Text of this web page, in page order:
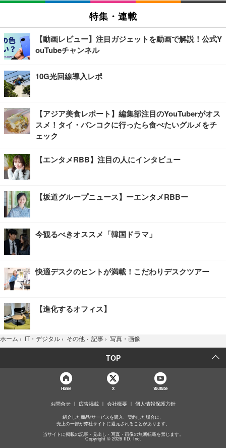
特集・連載
【動画レビュー】注目ガジェットを動画で解説！公式Y
ouTubeチャンネル
10G光回線導入レポ
【アジア美食レポート】編集部注目のYouTuberがオス
スメ！タイ・バンコクに行ったら食べたいグルメをチ
ェック
【エンタメRBB】注目の人にインタビュー
【坂道グループニュース】ーエンタメRBBー
今観るべきオススメ「韓国ドラマ」
快適デスクのヒントが満載！こだわりデスクツアー
【進化するオフィス】
ホーム › IT・デジタル › その他 › 記事 › 写真・画像
TOP
Home X YouTube
お問合せ 広告掲載 会社概要 個人情報保護方針
紹介した商品/サービスを購入、契約した場合に、
売上の一部が弊社サイトに還元されることがあります。
当サイトに掲載の記事・見出し・写真・画像の無断転載を禁じます。
Copyright © 2026 IID, Inc.